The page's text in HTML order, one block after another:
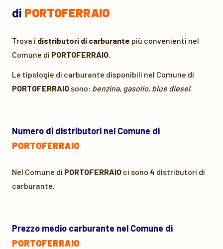
di PORTOFERRAIO
Trova i distributori di carburante più convenienti nel
Comune di PORTOFERRAIO.
Le tipologie di carburante disponibili nel Comune di
PORTOFERRAIO sono: benzina, gasolio, blue diesel.
Numero di distributori nel Comune di
PORTOFERRAIO
Nel Comune di PORTOFERRAIO ci sono 4 distributori di
carburante.
Prezzo medio carburante nel Comune di
PORTOFERRAIO